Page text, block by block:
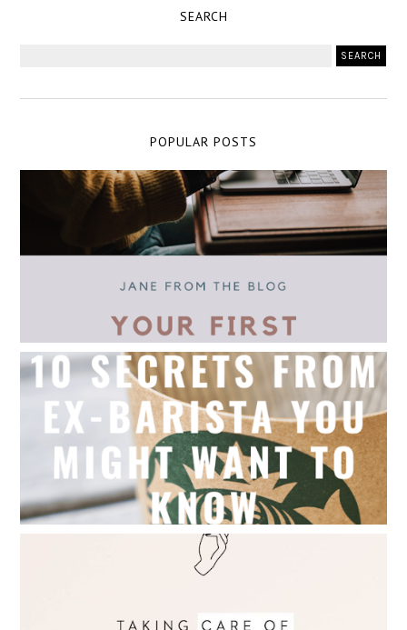
SEARCH
POPULAR POSTS